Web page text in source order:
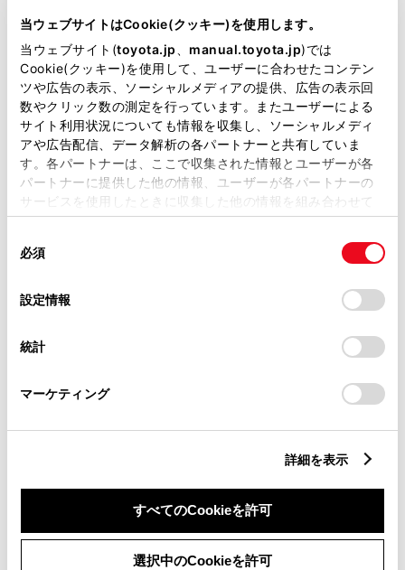
当ウェブサイトはCookie(クッキー)を使用します。
当ウェブサイト(toyota.jp manual.toyota.jp)では
Cookie(クッキー)を使用して、ユーザーに合わせたコンテン
ツや広告の表示、ソーシャルメディアの提供、広告の表示回
数やクリック数の測定を行っています。またユーザーによる
サイト利用状況についても情報を収集し、ソーシャルメディ
アや広告配信、データ解析の各パートナーと共有していま
す。各パートナーは、ここで収集された情報とユーザーが各
パートナーに提供した他の情報、ユーザーが各パートナーの
サービスを使用したときに収集した他の情報を組み合わせて
使用することがあります。当ウェブサイトの使用を続行する
デバイスにすべてのCookie(クッキー)が保存されることに同
意したことになります。Cookie(クッキー)のオプトアウト、
設定の変更、同意を撤回したりするにあたっては、当社の
「Cookie（クッキー）情報の取り扱いについて
」をご覧くだ
必須
設定情報
統計
マーケティング
詳細を表示
すべてのCookieを許可
選択中のCookieを許可
この販売店のウェブサイトはこちら
営業日カレンダー